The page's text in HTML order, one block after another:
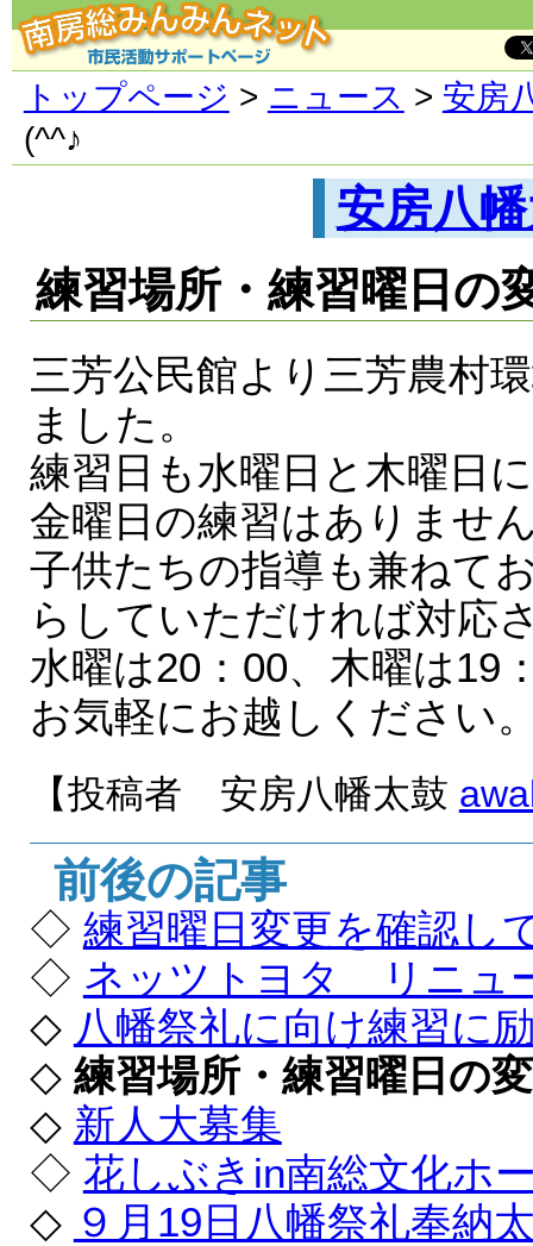
トップページ > ニュース > 安房
(^^♪
安房八
練習場所・練習曜日の
三芳公民館より三芳農村
ました。
練習日も水曜日と木曜日
金曜日の練習はありませ
子供たちの指導も兼ねて
らしていただければ対応
水曜は20：00、木曜は19
お気軽にお越しください
【投稿者 安房八幡太鼓
前後の記事
◇ 練習曜日変更を確認し
◇ ネッツトヨタ リニュ
◇ 八幡祭礼に向け練習に
◇ 練習場所・練習曜日の
◇ 新人大募集
◇ 花しぶきin南総文化ホ
◇ ９月19日八幡祭礼奉納